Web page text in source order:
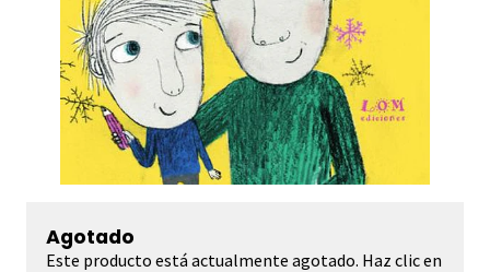
Agotado
Este producto está actualmente agotado. Haz clic en